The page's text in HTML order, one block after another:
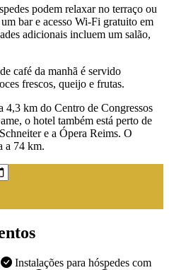
podem relaxar no terraço ou
bar e acesso Wi-Fi gratuito em
adicionais incluem um salão,
café da manhã é servido
frescos, queijo e frutas.
km do Centro de Congressos
o hotel também está perto de
e a Ópera Reims. O
a 74 km.
Instalações para hóspedes com